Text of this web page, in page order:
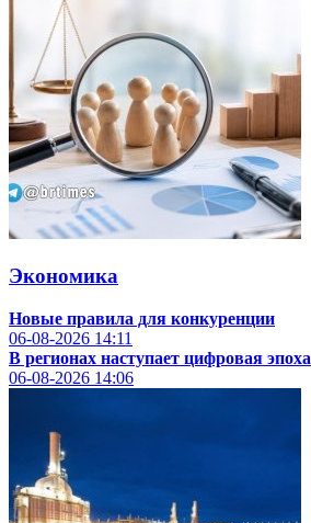
Экономика
Новые правила для конкуренции
06-08-2026 14:11
В регионах наступает цифровая эпоха
06-08-2026 14:06